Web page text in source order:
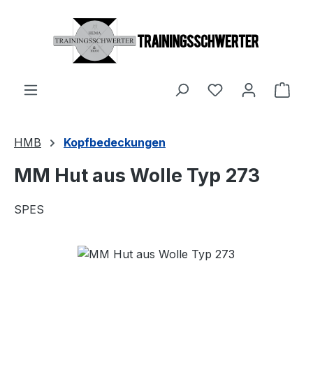
Zum Hauptinhalt springen
Du hast 0
HMB Kopfbedeckungen
MM Hut aus Wolle Typ 273
SPES
Bildergalerie überspringen